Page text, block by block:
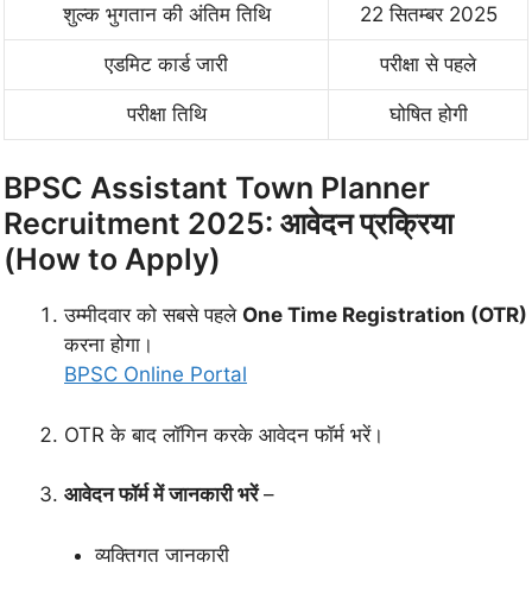
शुल्क भुगतान की अंतिम तिथि 22 सितम्बर 2025
एडमिट कार्ड जारी परीक्षा से पहले
परीक्षा तिथि घोषित होगी
BPSC Assistant Town Planner
Recruitment 2025: आवेदन प्रक्रिया
(How to Apply)
उम्मीदवार को सबसे पहले One Time Registration (OTR)
करना होगा।
BPSC Online Portal
OTR के बाद लॉगिन करके आवेदन फॉर्म भरें।
आवेदन फॉर्म में जानकारी भरें–
व्यक्तिगत जानकारी